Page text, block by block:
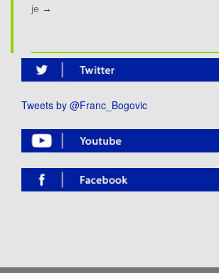
je →
Tweets by @Franc_Bogovic